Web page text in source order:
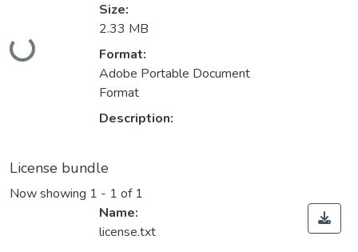
Loading...
Size:
2.33 MB
Format:
Adobe Portable Document
Format
Description:
License bundle
Now showing 1 - 1 of 1
Name:
license.txt